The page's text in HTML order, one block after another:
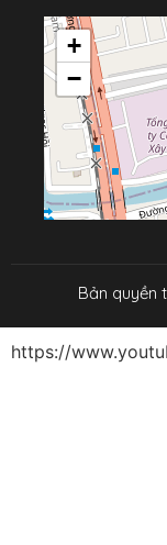
+
−
Bản quyền
https://